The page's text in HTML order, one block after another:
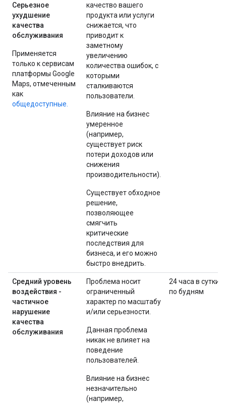
Серьезное
ухудшение
качества
обслуживания
Применяется
только к сервисам
платформы Google
Maps, отмеченным
как
общедоступные.
качество вашего
продукта или услуги
снижается, что
приводит к
заметному
увеличению
количества ошибок, с
которыми
сталкиваются
пользователи.
Влияние на бизнес
умеренное
(например,
существует риск
потери доходов или
снижения
производительности).
Существует обходное
решение,
позволяющее
смягчить
критические
последствия для
бизнеса, и его можно
быстро внедрить.
Средний уровень
воздействия -
частичное
нарушение
качества
обслуживания
Проблема носит
ограниченный
характер по масштабу
и/или серьезности.
Данная проблема
никак не влияет на
поведение
пользователей.
Влияние на бизнес
незначительно
(например,
24 часа в сутки
по будням